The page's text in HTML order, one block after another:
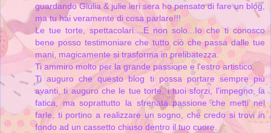
guardando Giulia & julie ieri sera ho pensato di fare un blog,
ma tu hai veramente di cosa parlare!!!
Le tue torte, spettacolari....E non solo...Io che ti conosco
bene posso testimoniare che tutto ciò che passa dalle tue
mani, magicamente si trasforma in prelibatezza.
Ti ammiro molto per la grande passione e l'estro artistico.
Ti auguro che questo blog ti possa portare sempre più
avanti, ti auguro che le tue torte, i tuoi sforzi, l'impegno, la
fatica, ma soprattutto la sfrenata passione che metti nel
farle, ti portino a realizzare un sogno, che credo si trovi in
fondo ad un cassetto chiuso dentro il tuo cuore.